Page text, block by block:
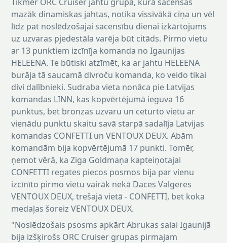
mazāk dinamiskas jahtas, notika vissīvākā cīņa un vēl
līdz pat noslēdzošajai sacensību dienai izkārtojums
uz uzvaras pjedestāla varēja būt citāds. Pirmo vietu
ar 13 punktiem izcīnīja komanda no Igaunijas
HELEENA. Te būtiski atzīmēt, ka ar jahtu HELEENA
burāja tā saucamā divroču komanda, ko veido tikai
divi dalībnieki. Sudraba vieta nonāca pie Latvijas
komandas LINN, kas kopvērtējumā ieguva 16
punktus, bet bronzas uzvaru un ceturto vietu ar
vienādu punktu skaitu savā starpā sadalīja Latvijas
komandas CONFETTI un VENTOUX DEUX. Abām
komandām bija kopvērtējumā 17 punkti. Tomēr,
ņemot vērā, ka Ziga Goldmaņa kapteiņotajai
CONFETTI regates piecos posmos bija par vienu
izcīnīto pirmo vietu vairāk nekā Daces Valgeres
VENTOUX DEUX, trešajā vietā - CONFETTI, bet koka
medaļas šoreiz VENTOUX DEUX.
"Noslēdzošais psosms apkārt Abrukas salai Igaunijā
bija izšķirošs ORC Cruiser grupas pirmajam